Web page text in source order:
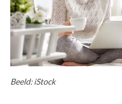
Beeld: iStock